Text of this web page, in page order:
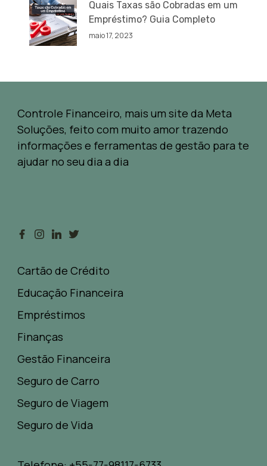
Quais Taxas são Cobradas em um
Empréstimo? Guia Completo
maio 17, 2023
Controle Financeiro, mais um site da Meta
Soluções, feito com muito amor trazendo
informações e ferramentas de gestão para te
ajudar no seu dia a dia
Cartão de Crédito
Educação Financeira
Empréstimos
Finanças
Gestão Financeira
Seguro de Carro
Seguro de Viagem
Seguro de Vida